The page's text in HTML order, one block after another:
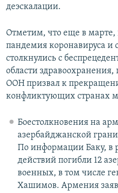
деэскалации.
Отметим, что еще в марте,
пандемия коронавируса и
столкнулись с
области
ООН призвал к
конфликтующих странах
Боестолкновения на
азербайджанской
По информации Баку, в
действий погибли 12
военных, в том числе
Хашимов. Армения